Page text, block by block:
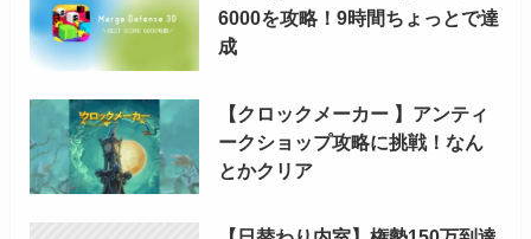
6000を攻略！9時間ちょっとで達
成
【クロックメーカー 】アンティ
ークショップ攻略に挑戦！なん
とかクリア